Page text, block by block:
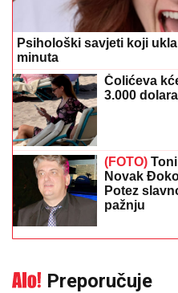
Psihološki savjeti koji
minuta
Čolićeva
3.000
(FOTO)
Novak
Potez
pažnju
Preporučuje